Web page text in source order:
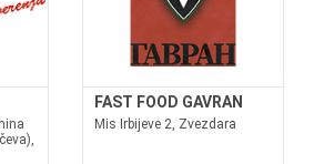
FAST FOOD GAVRAN
Mis Irbijeve 2, Zvezdara